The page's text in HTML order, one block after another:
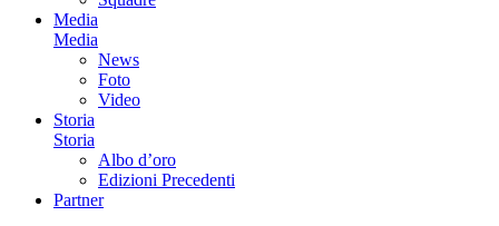
Media
Media
News
Foto
Video
Storia
Storia
Albo d’oro
Edizioni Precedenti
Partner